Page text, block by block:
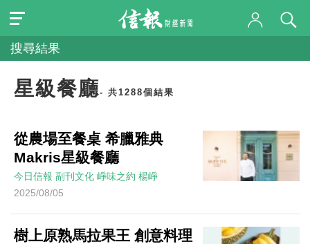
搜尋結果
星級餐廳- 共1288個結果
從農場至餐桌 希臘雅典
Makris星級餐廳
今日信報 副刊文化 崢味之約 楊崢
2025/08/05
樹上原熟馬拉果王 創意料理